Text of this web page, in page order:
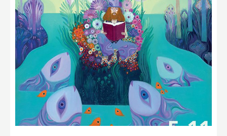
AUTEUR/PORTEUR DE
PROJET
LA COPIE PRIVÉE
NUMÉRIQUE
LA CULTURE AVEC LA COPIE
PRIVÉE
RAPPORT 2019 DE L’ACTION
CULTURELLE